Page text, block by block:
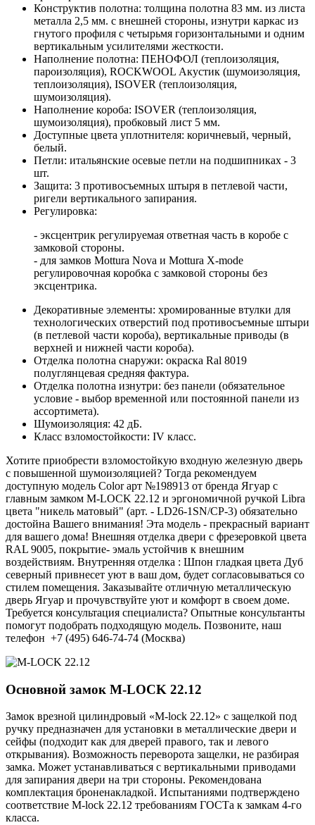
Конструктив полотна: толщина полотна 83 мм. из листа
металла 2,5 мм. с внешней стороны, изнутри каркас из
гнутого профиля с четырьмя горизонтальными и одним
вертикальным усилителями жесткости.
Наполнение полотна: ПЕНОФОЛ (теплоизоляция,
пароизоляция), ROCKWOOL Акустик (шумоизоляция,
теплоизоляция), ISOVER (теплоизоляция,
шумоизоляция).
Наполнение короба: ISOVER (теплоизоляция,
шумоизоляция), пробковый лист 5 мм.
Доступные цвета уплотнителя: коричневый, черный,
белый.
Петли: итальянские осевые петли на подшипниках - 3
шт.
Защита: 3 противосъемных штыря в петлевой части,
ригели вертикального запирания.
Регулировка:
- эксцентрик регулируемая ответная часть в коробе с
замковой стороны.
- для замков Mottura Nova и Mottura X-mode
регулировочная коробка с замковой стороны без
эксцентрика.
Декоративные элементы: хромированные втулки для
технологических отверстий под противосъемные штыри
(в петлевой части короба), вертикальные приводы (в
верхней и нижней части короба).
Отделка полотна снаружи: окраска Ral 8019
полуглянцевая средняя фактура.
Отделка полотна изнутри: без панели (обязательное
условие - выбор временной или постоянной панели из
ассортимета).
Шумоизоляция: 42 дБ.
Класс взломостойкости: IV класс.
Хотите приобрести взломостойкую входную железную дверь
с повышенной шумоизоляцией? Тогда рекомендуем
доступную модель Color арт №198913 от бренда Ягуар с
главным замком M-LOCK 22.12 и эргономичной ручкой Libra
цвета "никель матовый" (арт. - LD26-1SN/CP-3) обязательно
достойна Вашего внимания! Эта модель - прекрасный вариант
для вашего дома! Внешняя отделка двери с фрезеровкой цвета
RAL 9005, покрытие- эмаль устойчив к внешним
воздействиям. Внутренняя отделка : Шпон гладкая цвета Дуб
северный привнесет уют в ваш дом, будет согласовываться со
стилем помещения. Заказывайте отличную металлическую
дверь Ягуар и прочувствуйте уют и комфорт в своем доме.
Требуется консультация специалиста? Опытные консультанты
помогут подобрать подходящую модель. Позвоните, наш
телефон +7 (495) 646-74-74 (Москва)
Основной замок M-LOCK 22.12
Замок врезной цилиндровый «M-lock 22.12» с защелкой под
ручку предназначен для установки в металлические двери и
сейфы (подходит как для дверей правого, так и левого
открывания). Возможность переворота защелки, не разбирая
замка. Может устанавливаться с вертикальными приводами
для запирания двери на три стороны. Рекомендована
комплектация броненакладкой. Испытаниями подтверждено
соответствие M-lock 22.12 требованиям ГОСТа к замкам 4-го
класса.